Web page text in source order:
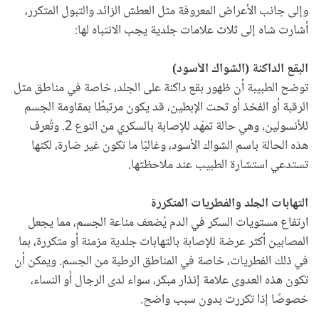
وإلى جانب الأعراض المعروفة مثل العطش الزائد والتبول المتكرر،
أشارت شاه إلى ثلاث علامات جلدية يجب الانتباه لها:
البقع الداكنة (الشواك الأسود)
توضح الطبيبة أن ظهور بقع داكنة على الجلد، خاصة في مناطق مثل
الرقبة أو الفخذ أو تحت الإبطين، قد يكون مرتبطًا بمقاومة الجسم
للأنسولين، وهي حالة تمهّد للإصابة بالسكري من النوع 2. وتُعرف
هذه الحالة باسم الشواك الأسود، وغالبًا ما تكون غير ضارة، لكنها
تستدعي استشارة الطبيب عند ملاحظتها.
التهابات الجلد والفطريات المتكررة
ارتفاع مستويات السكر في الدم يُضعف مناعة الجسم، مما يجعل
المصابين أكثر عرضة للإصابة بالتهابات جلدية مزمنة أو متكررة، بما
في ذلك الفطريات، خاصة في المناطق الرطبة من الجسم. ويمكن أن
تكون هذه العدوى علامة إنذار مبكر، سواء لدى الرجال أو النساء،
خصوصًا إذا تكررت بدون سبب واضح.